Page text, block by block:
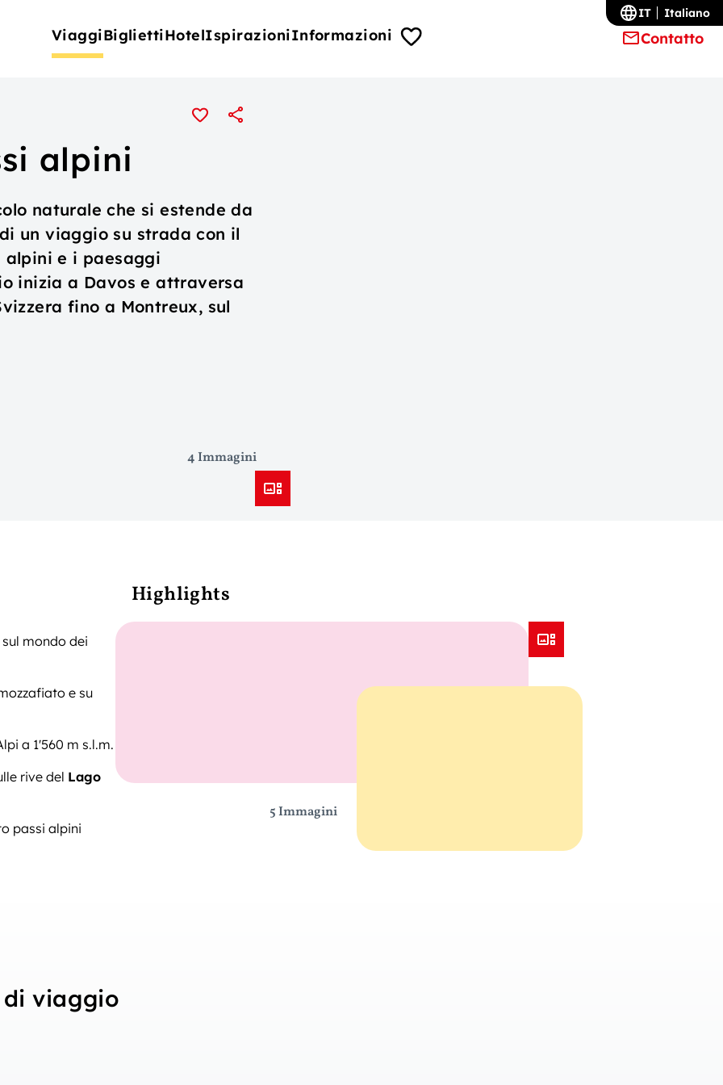
ViaggiBigliettiHotelIspirazioniInformazioni Contatto
IT Italiano
alpini
naturale che si estende da
un viaggio su strada con il
e i paesaggi
inizia a Davos e attraversa
fino a Montreux, sul
4 Immagini
Highlights
mondo dei
e su
a 1'560 m s.l.m.
rive del Lago
passi alpini
5 Immagini
viaggio